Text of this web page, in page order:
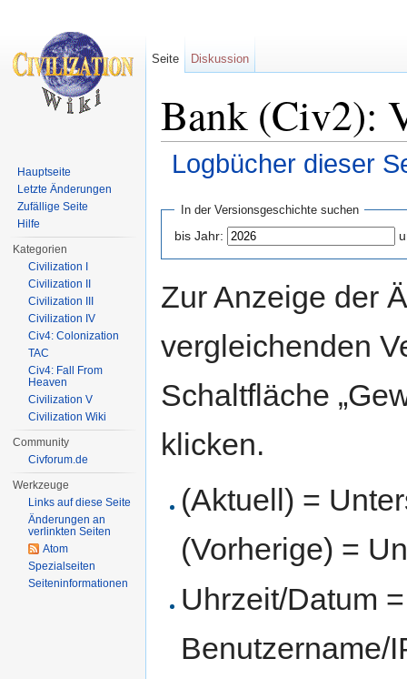
Bank (Civ2):
Logbücher dieser
In der Versionsgeschichte suchen
bis Jahr:
Zur Anzeige der
vergleichenden
Schaltfläche
klicken.
(Aktuell) =
(Vorherige) =
Uhrzeit/Datum
Benutzername/
Seite Diskussion
Hauptseite
Letzte Änderungen
Zufällige Seite
Hilfe
Kategorien
Civilization I
Civilization II
Civilization III
Civilization IV
Civ4: Colonization
TAC
Civ4: Fall From
Heaven
Civilization V
Civilization Wiki
Community
Civforum.de
Werkzeuge
Links auf diese Seite
Änderungen an
verlinkten Seiten
Atom
Spezialseiten
Seiten­informationen